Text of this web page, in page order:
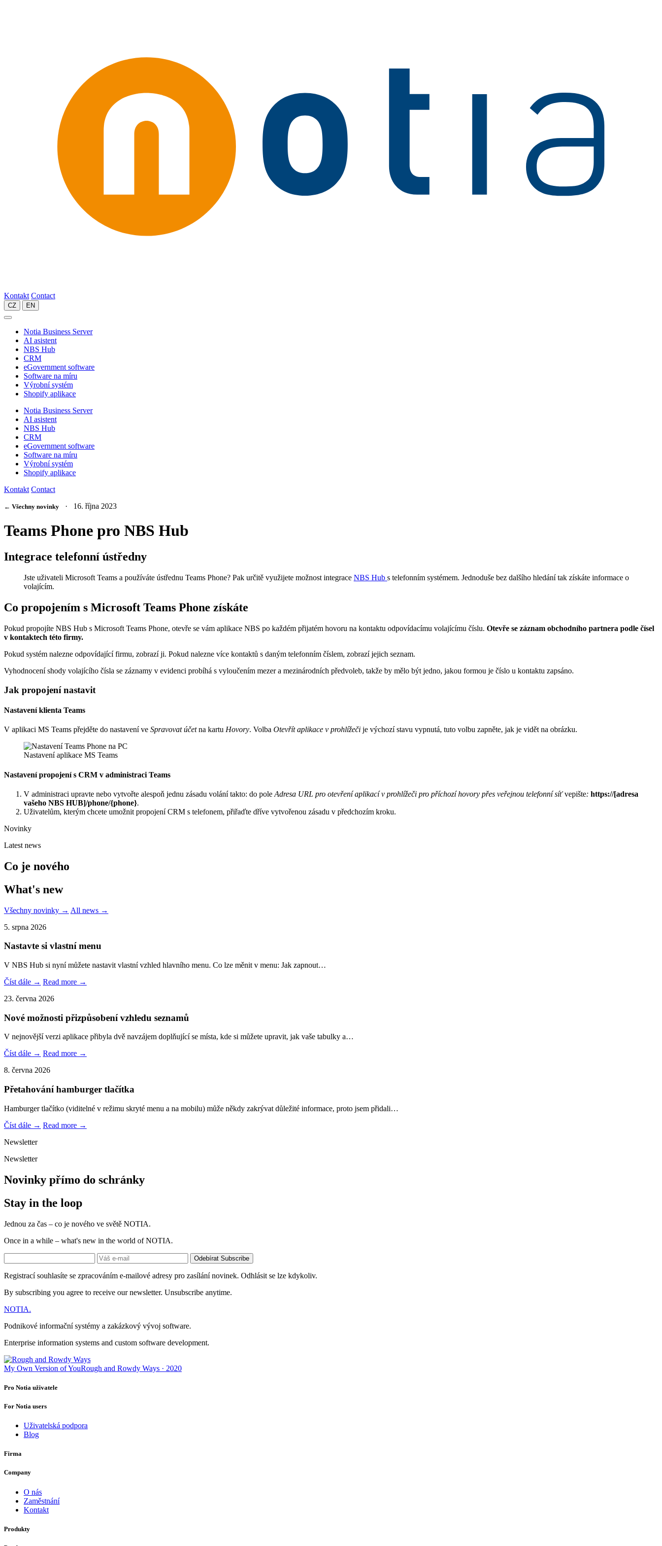
Kontakt Contact
CZ EN
Notia Business Server
AI asistent
NBS Hub
CRM
eGovernment software
Software na míru
Výrobní systém
Shopify aplikace
Notia Business Server
AI asistent
NBS Hub
CRM
eGovernment software
Software na míru
Výrobní systém
Shopify aplikace
Kontakt Contact
← Všechny novinky · 16. října 2023
Teams Phone pro NBS Hub
Integrace telefonní ústředny
Jste uživateli Microsoft Teams a používáte ústřednu Teams Phone? Pak určitě využijete možnost integrace NBS Hub s telefonním systémem. Jednoduše bez dalšího hledání tak získáte informace o
volajícím.
Co propojením s Microsoft Teams Phone získáte
Pokud propojíte NBS Hub s Microsoft Teams Phone, otevře se vám aplikace NBS po každém přijatém hovoru na kontaktu odpovídacímu volajícímu číslu. Otevře se záznam obchodního partnera podle čísel
v kontaktech této firmy.
Pokud systém nalezne odpovídající firmu, zobrazí ji. Pokud nalezne více kontaktů s daným telefonním číslem, zobrazí jejich seznam.
Vyhodnocení shody volajícího čísla se záznamy v evidenci probíhá s vyloučením mezer a mezinárodních předvoleb, takže by mělo být jedno, jakou formou je číslo u kontaktu zapsáno.
Jak propojení nastavit
Nastavení klienta Teams
V aplikaci MS Teams přejděte do nastavení ve Spravovat účetna kartu Hovory. Volba Otevřít aplikace v prohlížeči je výchozí stavu vypnutá, tuto volbu zapněte, jak je vidět na obrázku.
Nastavení aplikace MS Teams
Nastavení propojení s CRM v administraci Teams
V administraci upravte nebo vytvořte alespoň jednu zásadu volání takto: do pole Adresa URL pro otevření aplikací v prohlížeči pro příchozí hovory přes veřejnou telefonní síťvepište: https://[adresa
vašeho NBS HUB]/phone/{phone}.
Uživatelům, kterým chcete umožnit propojení CRM s telefonem, přiřaďte dříve vytvořenou zásadu v předchozím kroku.
Novinky
Latest news
Co je nového
What's new
Všechny novinky → All news →
5. srpna 2026
Nastavte si vlastní menu
V NBS Hub si nyní můžete nastavit vlastní vzhled hlavního menu. Co lze měnit v menu: Jak zapnout…
Číst dále → Read more →
23. června 2026
Nové možnosti přizpůsobení vzhledu seznamů
V nejnovější verzi aplikace přibyla dvě navzájem doplňující se místa, kde si můžete upravit, jak vaše tabulky a…
Číst dále → Read more →
8. června 2026
Přetahování hamburger tlačítka
Hamburger tlačítko (viditelné v režimu skryté menu a na mobilu) může někdy zakrývat důležité informace, proto jsem přidali…
Číst dále → Read more →
Newsletter
Newsletter
Novinky přímo do schránky
Stay in the loop
Jednou za čas – co je nového ve světě NOTIA.
Once in a while – what's new in the world of NOTIA.
Odebírat Subscribe
Registrací souhlasíte se zpracováním e-mailové adresy pro zasílání novinek. Odhlásit se lze kdykoliv.
By subscribing you agree to receive our newsletter. Unsubscribe anytime.
NOTIA.
Podnikové informační systémy a zakázkový vývoj software.
Enterprise information systems and custom software development.
My Own Version of YouRough and Rowdy Ways · 2020
Pro Notia uživatele
For Notia users
Uživatelská podpora
Blog
Firma
Company
O nás
Zaměstnání
Kontakt
Produkty